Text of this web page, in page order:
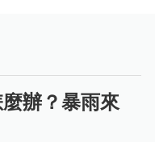
辦？暴雨來